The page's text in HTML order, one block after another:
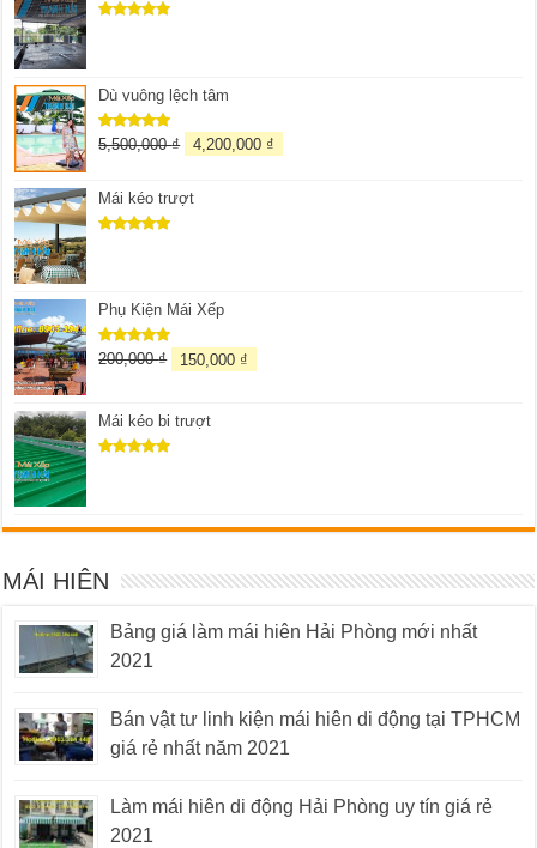
Dù vuông lệch tâm
Được xếp
5,500,000₫ 4,200,000 ₫
Mái kéo trượt
Phụ Kiện Mái Xếp
Được xếp
200,000₫ 150,000 ₫
Mái kéo bi trượt
MÁI HIÊN
Bảng giá làm mái hiên Hải Phòng mới nhất
2021
Bán vật tư linh kiện mái hiên di động tại TPHCM
giá rẻ nhất năm 2021
Làm mái hiên di động Hải Phòng uy tín giá rẻ
2021